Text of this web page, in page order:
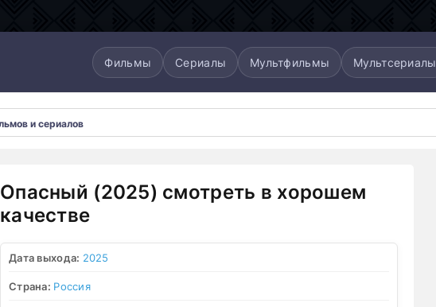
Фильмы Сериалы Мультфильмы Мультсериалы
Опасный (2025) смотреть в хорошем
качестве
Дата выхода: 2025
Страна: Россия